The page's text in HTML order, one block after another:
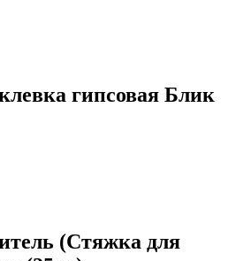
гипсовая Блик
(Стяжка для